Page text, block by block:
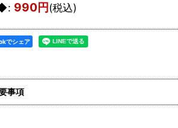
: 990 円(税込)
でシェア
事項